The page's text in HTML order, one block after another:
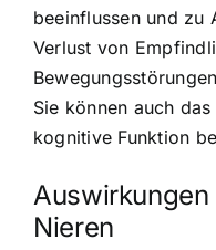
beeinflussen und zu
Verlust von
Sie können auch
kognitive Funktion
Nieren